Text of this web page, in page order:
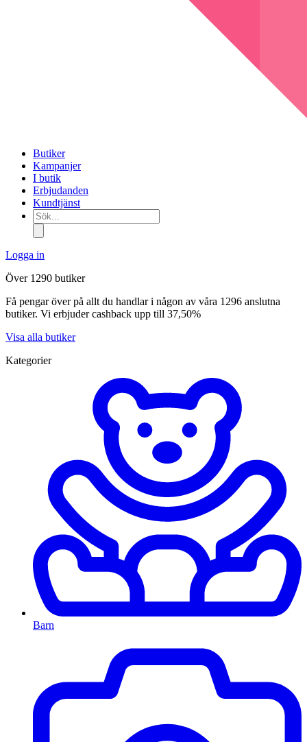
Butiker
Kampanjer
I butik
Erbjudanden
Kundtjänst
Sök...
Logga in
Över 1290 butiker
Få pengar över på allt du handlar i någon av våra 1296 anslutna
butiker. Vi erbjuder cashback upp till 37,50%
Visa alla butiker
Kategorier
Barn